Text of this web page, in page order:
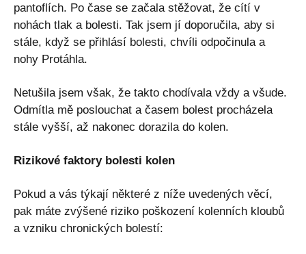
pantoflích. Po čase se začala stěžovat, že cítí v
nohách tlak a bolesti. Tak jsem jí doporučila, aby si
stále, když se přihlásí bolesti, chvíli odpočinula a
nohy Protáhla.
Netušila jsem však, že takto chodívala vždy a všude.
Odmítla mě poslouchat a časem bolest procházela
stále vyšší, až nakonec dorazila do kolen.
Rizikové faktory bolesti kolen
Pokud a vás týkají některé z níže uvedených věcí,
pak máte zvýšené riziko poškození kolenních kloubů
a vzniku chronických bolestí: